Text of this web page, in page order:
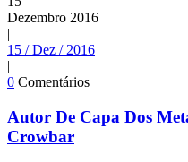
Dezembro 2016
|
15 / Dez / 2016
|
0 Comentários
Autor De Capa Dos
Crowbar